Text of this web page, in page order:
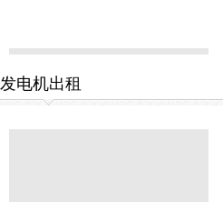
发电机出租